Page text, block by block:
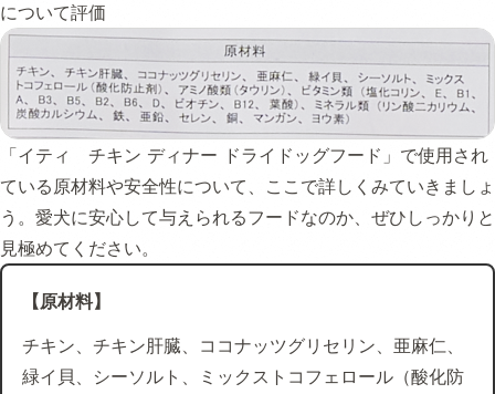
について評価
「イティ チキン ディナー ドライドッグフード」で使用され
ている原材料や安全性について、ここで詳しくみていきましょ
う。愛犬に安心して与えられるフードなのか、ぜひしっかりと
見極めてください。
【原材料】
チキン、チキン肝臓、ココナッツグリセリン、亜麻仁、
緑イ貝、シーソルト、ミックストコフェロール（酸化防